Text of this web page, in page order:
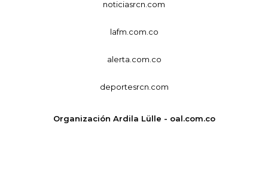
noticiasrcn.com
lafm.com.co
alerta.com.co
deportesrcn.com
Organización Ardila Lülle - oal.com.co